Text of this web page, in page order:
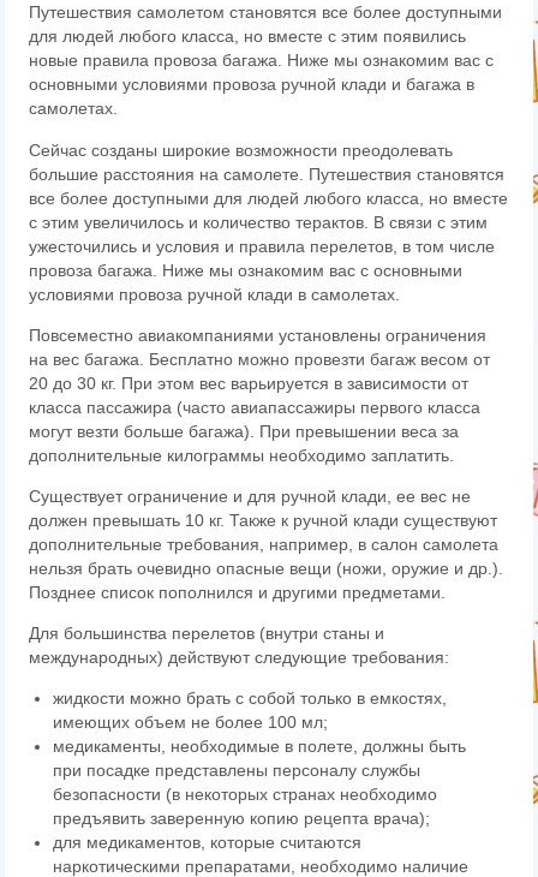
Путешествия самолетом становятся все более доступными
для людей любого класса, но вместе с этим появились
новые правила провоза багажа. Ниже мы ознакомим вас с
основными условиями провоза ручной клади и багажа в
самолетах.
Сейчас созданы широкие возможности преодолевать
большие расстояния на самолете. Путешествия становятся
все более доступными для людей любого класса, но вместе
с этим увеличилось и количество терактов. В связи с этим
ужесточились и условия и правила перелетов, в том числе
провоза багажа. Ниже мы ознакомим вас с основными
условиями провоза ручной клади в самолетах.
Повсеместно авиакомпаниями установлены ограничения
на вес багажа. Бесплатно можно провезти багаж весом от
20 до 30 кг. При этом вес варьируется в зависимости от
класса пассажира (часто авиапассажиры первого класса
могут везти больше багажа). При превышении веса за
дополнительные килограммы необходимо заплатить.
Существует ограничение и для ручной клади, ее вес не
должен превышать 10 кг. Также к ручной клади существуют
дополнительные требования, например, в салон самолета
нельзя брать очевидно опасные вещи (ножи, оружие и др.).
Позднее список пополнился и другими предметами.
Для большинства перелетов (внутри станы и
международных) действуют следующие требования:
жидкости можно брать с собой только в емкостях,
имеющих объем не более 100 мл;
медикаменты, необходимые в полете, должны быть
при посадке представлены персоналу службы
безопасности (в некоторых странах необходимо
предъявить заверенную копию рецепта врача);
для медикаментов, которые считаются
наркотическими препаратами, необходимо наличие